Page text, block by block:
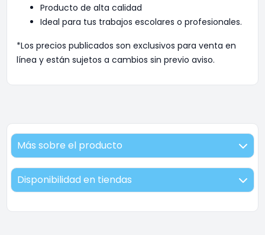
Producto de alta calidad
Ideal para tus trabajos escolares o profesionales.
*Los precios publicados son exclusivos para venta en
línea y están sujetos a cambios sin previo aviso.
Más sobre el producto
Disponibilidad en tiendas